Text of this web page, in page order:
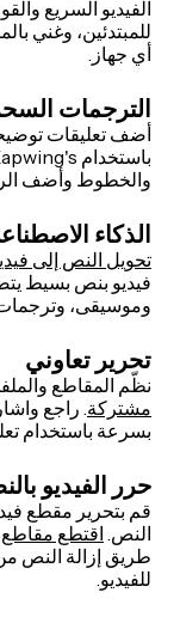
الفيديو السريع
للمبتدئين، وغني
أي جهاز.
الترجمات
أضف تعليقات
باستخدام Kapwing's
والخطوط وأضف
الذكاء
تحويل النص إلى
فيديو بنص بسيط
وموسيقى،
تحرير تعاوني
نظّم المقاطع
مشتركة . راجع
بسرعة باستخدام
حرر الفيديو
قم بتحرير مقطع
النص. اقتطع مقاطع
طريق إزالة النص
للفيديو.